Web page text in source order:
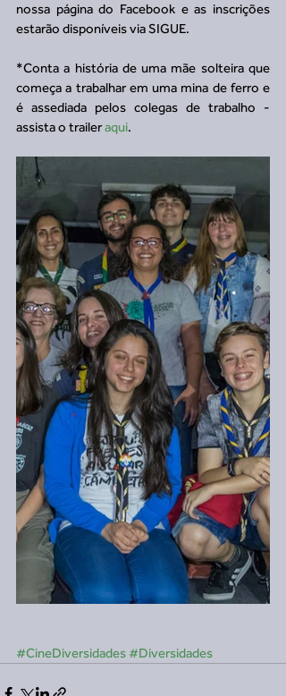
nossa página do Facebook e as inscrições
estarão disponíveis via SIGUE.
*Conta a história de uma mãe solteira que
começa a trabalhar em uma mina de ferro e
é assediada pelos colegas de trabalho -
assista o trailer aqui.
#CineDiversidades #Diversidades